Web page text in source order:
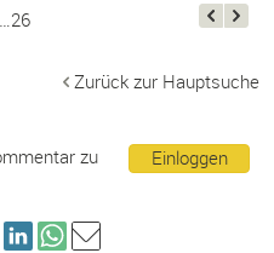
Zurück zur Hauptsuche
Einloggen
zu